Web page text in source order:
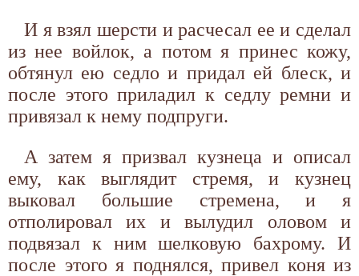
И я взял шерсти и расчесал ее и сделал
из нее войлок, а потом я принес кожу,
обтянул ею седло и придал ей блеск, и
после этого приладил к седлу ремни и
привязал к нему подпруги.
А затем я призвал кузнеца и описал
ему, как выглядит стремя, и кузнец
выковал большие стремена, и я
отполировал их и вылудил оловом и
подвязал к ним шелковую бахрому. И
после этого я поднялся, привел коня из